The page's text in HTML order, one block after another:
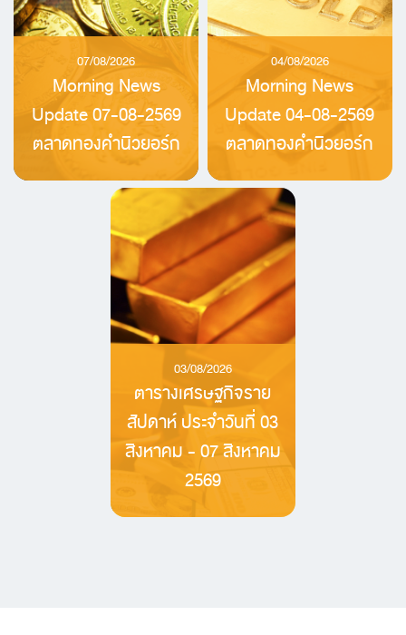
07/08/2026
Morning News
Update 07-08-2569
ตลาดทองคำนิวยอร์ก
04/08/2026
Morning News
Update 04-08-2569
ตลาดทองคำนิวยอร์ก
03/08/2026
ตารางเศรษฐกิจราย
สัปดาห์ ประจำวันที่ 03
สิงหาคม - 07 สิงหาคม
2569